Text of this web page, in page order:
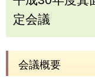
定会議
会議概要